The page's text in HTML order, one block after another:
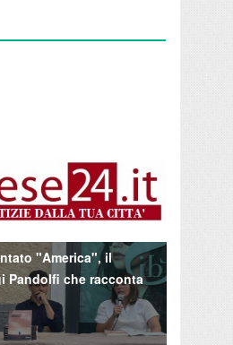
"America", il
Pandolfi che racconta